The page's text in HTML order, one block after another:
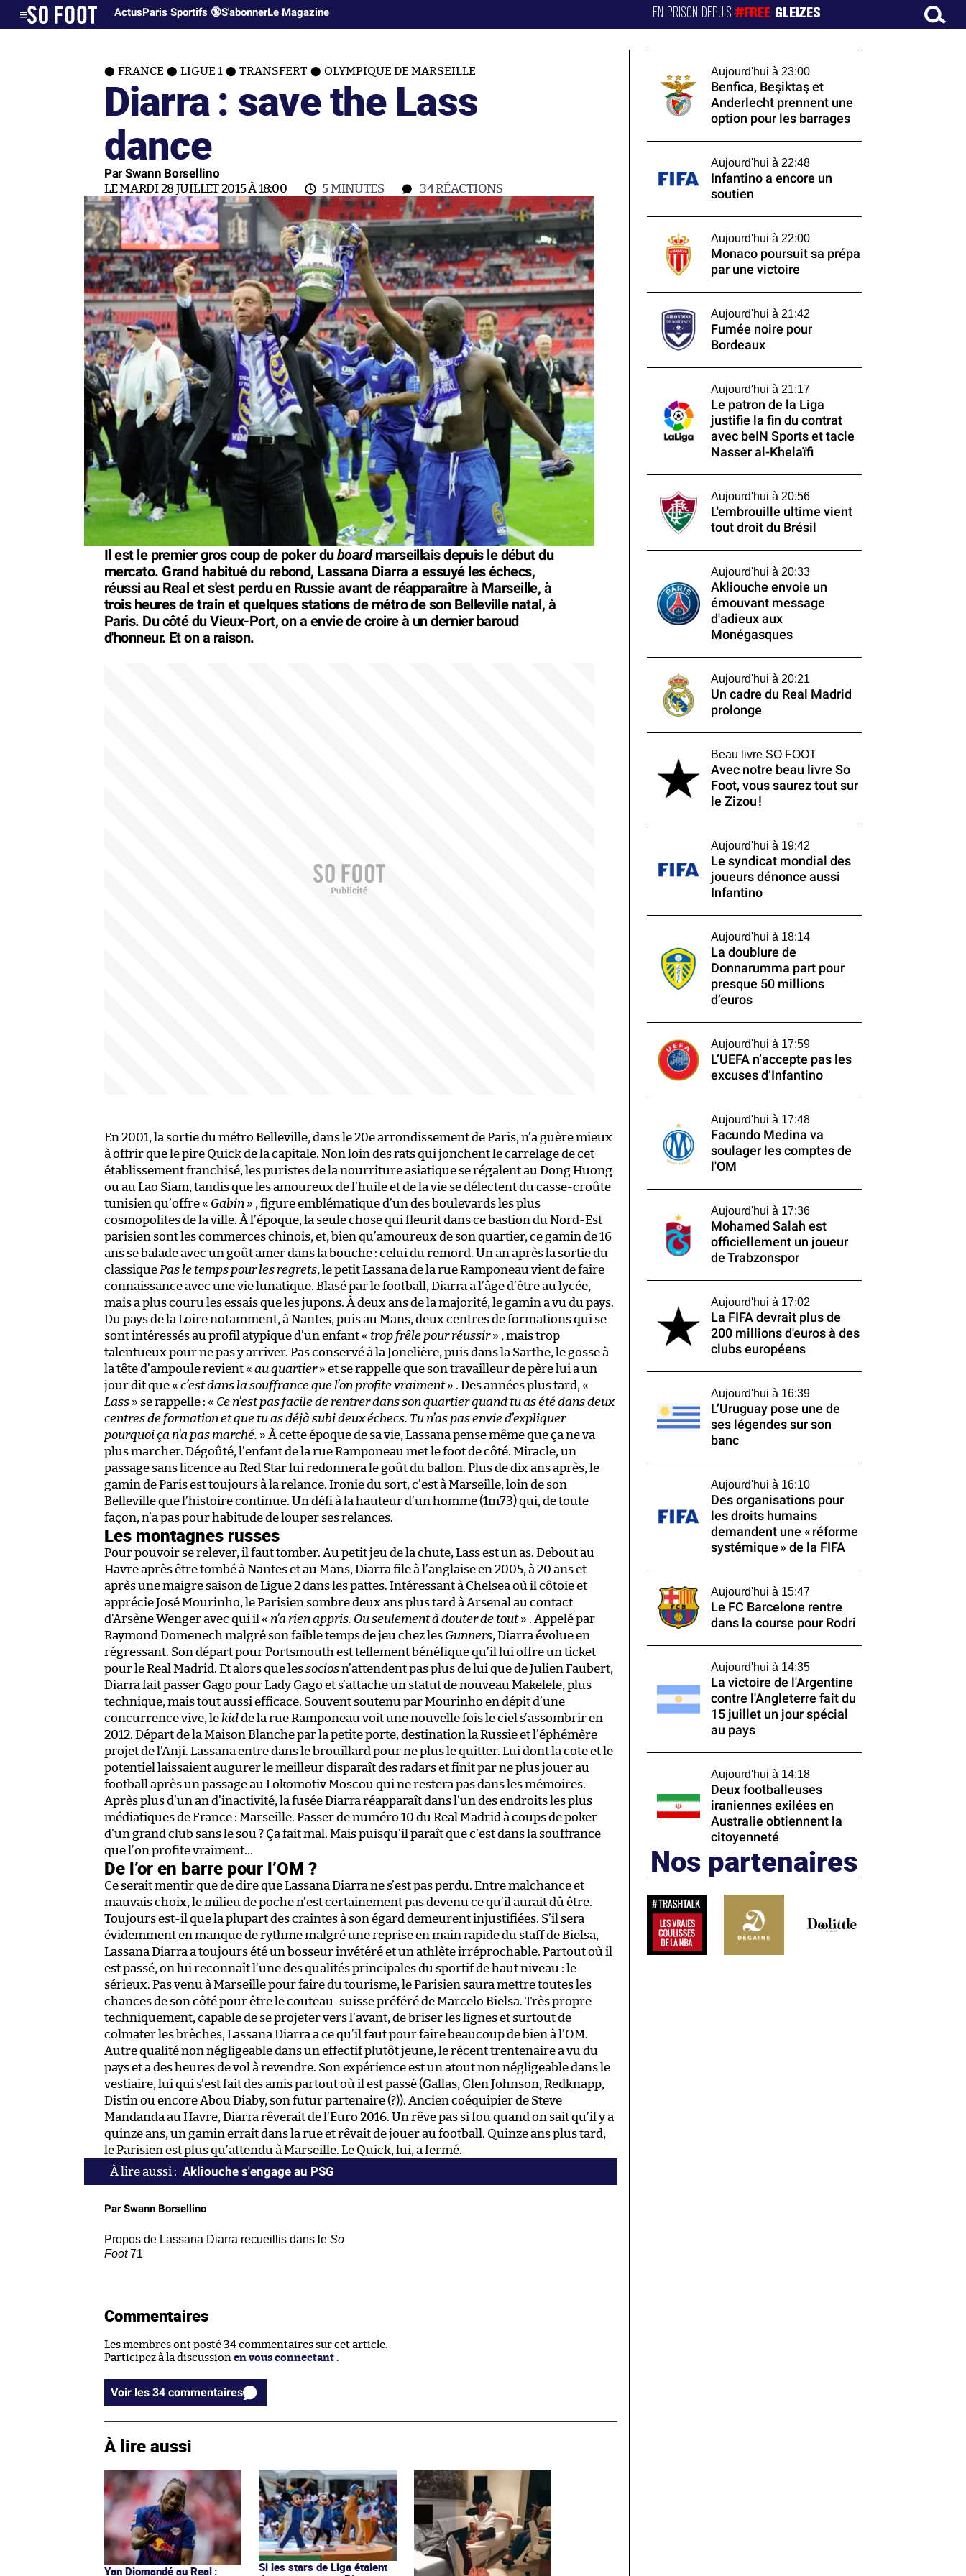
ActusParis Sportifs 🔞S'abonnerLe Magazine EN PRISON DEPUIS#FREE GLEIZES
FRANCE LIGUE 1 TRANSFERT OLYMPIQUE DE MARSEILLE
Diarra : save the Lass
dance
Par Swann Borsellino
LE MARDI 28 JUILLET 2015 À 18:00 5 MINUTES 34RÉACTIONS
Il est le premier gros coup de poker duboardmarseillais depuis le début du
mercato. Grand habitué du rebond, Lassana Diarra a essuyé les échecs,
réussi au Real et s'est perdu en Russie avant de réapparaître à Marseille, à
trois heures de train et quelques stations de métro de son Belleville natal, à
Paris. Du côté du Vieux-Port, on a envie de croire à un dernier baroud
d'honneur. Et on a raison.
En 2001, la sortie du métro Belleville, dans le 20e arrondissement de Paris, n’a guère mieux
à offrir que le pire Quick de la capitale. Non loin des rats qui jonchent le carrelage de cet
établissement franchisé, les puristes de la nourriture asiatique se régalent au Dong Huong
ou au Lao Siam, tandis que les amoureux de l’huile et de la vie se délectent du casse-croûte
tunisien qu’offre « Gabin » , figure emblématique d’un des boulevards les plus
cosmopolites de la ville. À l’époque, la seule chose qui fleurit dans ce bastion du Nord-Est
parisien sont les commerces chinois, et, bien qu’amoureux de son quartier, ce gamin de 16
ans se balade avec un goût amer dans la bouche : celui du remord. Un an après la sortie du
classique Pas le temps pour les regrets, le petit Lassana de la rue Ramponeau vient de faire
connaissance avec une vie lunatique. Blasé par le football, Diarra a l’âge d’être au lycée,
mais a plus couru les essais que les jupons. À deux ans de la majorité, le gamin a vu du pays.
Du pays de la Loire notamment, à Nantes, puis au Mans, deux centres de formations qui se
sont intéressés au profil atypique d’un enfant « trop frêle pour réussir» , mais trop
talentueux pour ne pas y arriver. Pas conservé à la Jonelière, puis dans la Sarthe, le gosse à
la tête d’ampoule revient « au quartier» et se rappelle que son travailleur de père lui a un
jour dit que « c’est dans la souffrance que l’on profite vraiment» . Des années plus tard, «
Lass » se rappelle : « Ce n’est pas facile de rentrer dans son quartier quand tu as été dans deux
centres de formation et que tu as déjà subi deux échecs. Tu n’as pas envie d’expliquer
pourquoi ça n’a pas marché. » À cette époque de sa vie, Lassana pense même que ça ne va
plus marcher. Dégoûté, l’enfant de la rue Ramponeau met le foot de côté. Miracle, un
passage sans licence au Red Star lui redonnera le goût du ballon. Plus de dix ans après, le
gamin de Paris est toujours à la relance. Ironie du sort, c’est à Marseille, loin de son
Belleville que l’histoire continue. Un défi à la hauteur d’un homme (1m73) qui, de toute
façon, n’a pas pour habitude de louper ses relances.
Les montagnes russes
Pour pouvoir se relever, il faut tomber. Au petit jeu de la chute, Lass est un as. Debout au
Havre après être tombé à Nantes et au Mans, Diarra file à l’anglaise en 2005, à 20 ans et
après une maigre saison de Ligue 2 dans les pattes. Intéressant à Chelsea où il côtoie et
apprécie José Mourinho, le Parisien sombre deux ans plus tard à Arsenal au contact
d’Arsène Wenger avec qui il « n’a rien appris. Ou seulement à douter de tout» . Appelé par
Raymond Domenech malgré son faible temps de jeu chez les Gunners, Diarra évolue en
régressant. Son départ pour Portsmouth est tellement bénéfique qu’il lui offre un ticket
pour le Real Madrid. Et alors que lessociosn’attendent pas plus de lui que de Julien Faubert,
Diarra fait passer Gago pour Lady Gago et s’attache un statut de nouveau Makelele, plus
technique, mais tout aussi efficace. Souvent soutenu par Mourinho en dépit d’une
concurrence vive, le kidde la rue Ramponeau voit une nouvelle fois le ciel s’assombrir en
2012. Départ de la Maison Blanche par la petite porte, destination la Russie et l’éphémère
projet de l’Anji. Lassana entre dans le brouillard pour ne plus le quitter. Lui dont la cote et le
potentiel laissaient augurer le meilleur disparaît des radars et finit par ne plus jouer au
football après un passage au Lokomotiv Moscou qui ne restera pas dans les mémoires.
Après plus d’un an d’inactivité, la fusée Diarra réapparaît dans l’un des endroits les plus
médiatiques de France : Marseille. Passer de numéro 10 du Real Madrid à coups de poker
d’un grand club sans le sou ? Ça fait mal. Mais puisqu’il paraît que c’est dans la souffrance
que l’on profite vraiment…
De l’or en barre pour l’OM ?
Ce serait mentir que de dire que Lassana Diarra ne s’est pas perdu. Entre malchance et
mauvais choix, le milieu de poche n’est certainement pas devenu ce qu’il aurait dû être.
Toujours est-il que la plupart des craintes à son égard demeurent injustifiées. S’il sera
évidemment en manque de rythme malgré une reprise en main rapide du staff de Bielsa,
Lassana Diarra a toujours été un bosseur invétéré et un athlète irréprochable. Partout où il
est passé, on lui reconnaît l’une des qualités principales du sportif de haut niveau : le
sérieux. Pas venu à Marseille pour faire du tourisme, le Parisien saura mettre toutes les
chances de son côté pour être le couteau-suisse préféré de Marcelo Bielsa. Très propre
techniquement, capable de se projeter vers l’avant, de briser les lignes et surtout de
colmater les brèches, Lassana Diarra a ce qu’il faut pour faire beaucoup de bien à l’OM.
Autre qualité non négligeable dans un effectif plutôt jeune, le récent trentenaire a vu du
pays et a des heures de vol à revendre. Son expérience est un atout non négligeable dans le
vestiaire, lui qui s’est fait des amis partout où il est passé (Gallas, Glen Johnson, Redknapp,
Distin ou encore Abou Diaby, son futur partenaire (?)). Ancien coéquipier de Steve
Mandanda au Havre, Diarra rêverait de l’Euro 2016. Un rêve pas si fou quand on sait qu’il y a
quinze ans, un gamin errait dans la rue et rêvait de jouer au football. Quinze ans plus tard,
le Parisien est plus qu’attendu à Marseille. Le Quick, lui, a fermé.
Akliouche s'engage au PSG
Par Swann Borsellino
Propos de Lassana Diarra recueillis dans le So
Foot71
Commentaires
Les membres ont posté 34 commentaires sur cet article.
Participez à la discussion en vous connectant .
Voir les 34 commentaires
À lire aussi
Yan Diomandé au Real :
Si les stars de Liga étaient
Aujourd'hui à 23:00
Benfica, Beşiktaş et
Anderlecht prennent une
option pour les barrages
Aujourd'hui à 22:48
Infantino a encore un
soutien
Aujourd'hui à 22:00
Monaco poursuit sa prépa
par une victoire
Aujourd'hui à 21:42
Fumée noire pour
Bordeaux
Aujourd'hui à 21:17
Le patron de la Liga
justifie la fin du contrat
avec beIN Sports et tacle
Nasser al-Khelaïfi
Aujourd'hui à 20:56
L'embrouille ultime vient
tout droit du Brésil
Aujourd'hui à 20:33
Akliouche envoie un
émouvant message
d'adieux aux
Monégasques
Aujourd'hui à 20:21
Un cadre du Real Madrid
prolonge
Beau livre SO FOOT
Avec notre beau livre So
Foot, vous saurez tout sur
le Zizou !
Aujourd'hui à 19:42
Le syndicat mondial des
joueurs dénonce aussi
Infantino
Aujourd'hui à 18:14
La doublure de
Donnarumma part pour
presque 50 millions
d’euros
Aujourd'hui à 17:59
L’UEFA n’accepte pas les
excuses d’Infantino
Aujourd'hui à 17:48
Facundo Medina va
soulager les comptes de
l'OM
Aujourd'hui à 17:36
Mohamed Salah est
officiellement un joueur
de Trabzonspor
Aujourd'hui à 17:02
La FIFA devrait plus de
200 millions d'euros à des
clubs européens
Aujourd'hui à 16:39
L’Uruguay pose une de
ses légendes sur son
banc
Aujourd'hui à 16:10
Des organisations pour
les droits humains
demandent une « réforme
systémique » de la FIFA
Aujourd'hui à 15:47
Le FC Barcelone rentre
dans la course pour Rodri
Aujourd'hui à 14:35
La victoire de l'Argentine
contre l'Angleterre fait du
15 juillet un jour spécial
au pays
Aujourd'hui à 14:18
Deux footballeuses
iraniennes exilées en
Australie obtiennent la
citoyenneté
Nos partenaires